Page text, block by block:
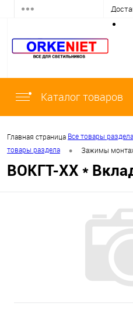
Каталог товаров
Главная страница Все товары раздела
товары раздела
• Зажимы
ВОКГТ-ХХ *